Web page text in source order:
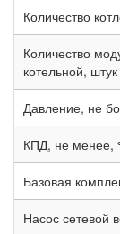
Количество
Количество
котельной, штук
Давление, не
КПД, не менее,
Базовая
Насос сетевой